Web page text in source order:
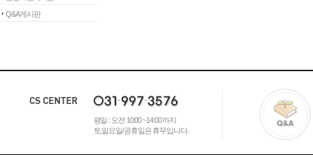
Q&A게시판
평일 : 오전 10:00 ~14:00 까지
토,일요일/공휴일은 휴무입니다.